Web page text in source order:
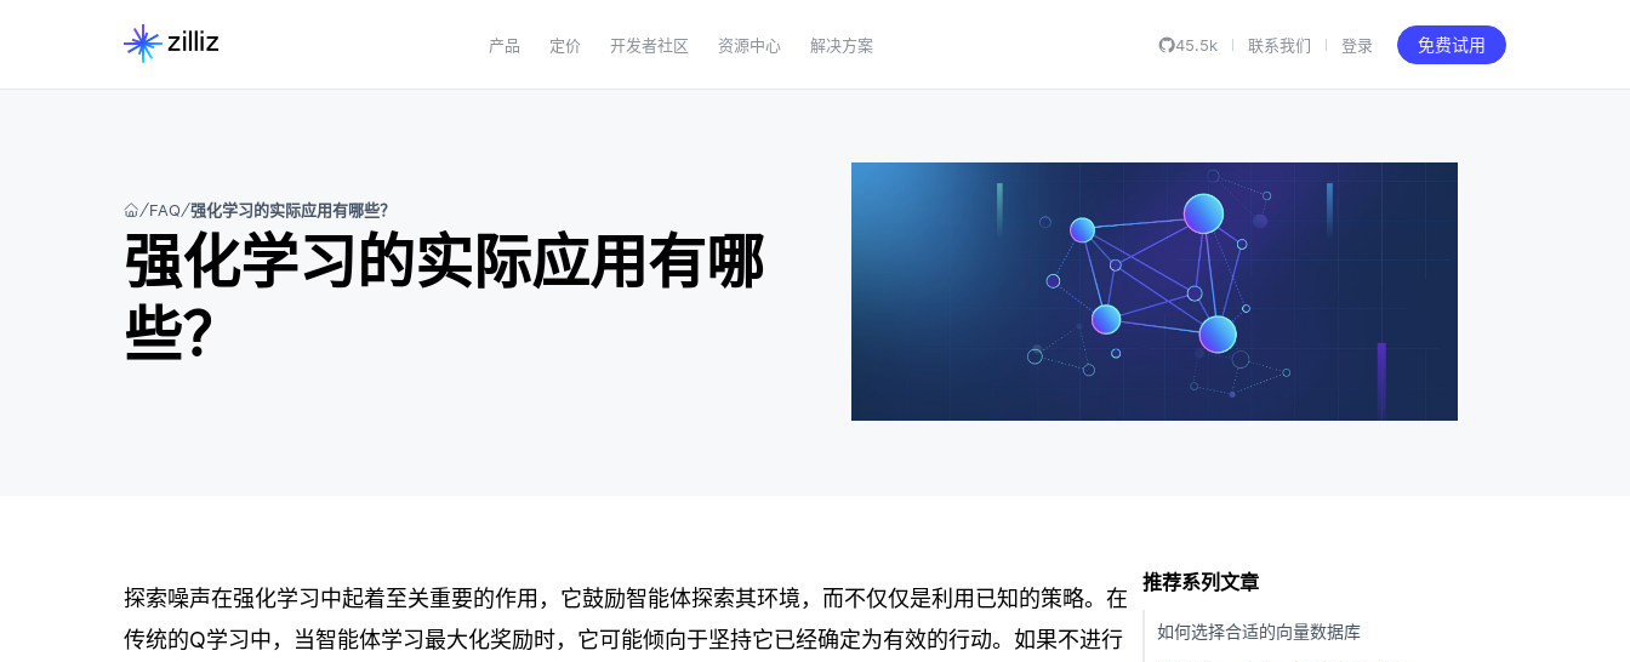
产品 定价 开发者社区 资源中心 解决方案 45.5k 联系我们 登录 免费试用
FAQ 强化学习的实际应用有哪些？
强化学习的实际应用有哪
些？
探索噪声在强化学习中起着至关重要的作用，它鼓励智能体探索其环境，而不仅仅是利用已知的策略。在
传统的Q学习中，当智能体学习最大化奖励时，它可能倾向于坚持它已经确定为有效的行动。如果不进行
推荐系列文章
如何选择合适的向量数据库